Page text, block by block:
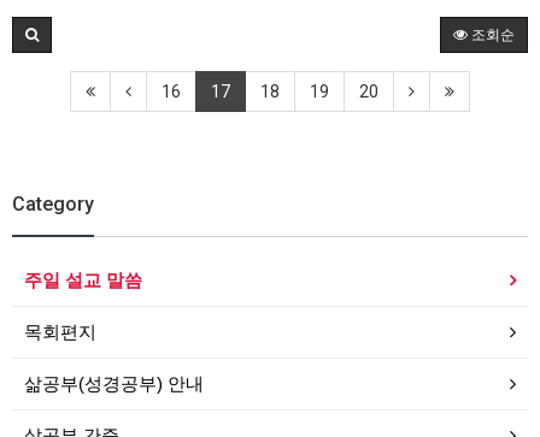
조회순
16 17 18 19 20
Category
주일 설교 말씀
목회편지
삶공부(성경공부) 안내